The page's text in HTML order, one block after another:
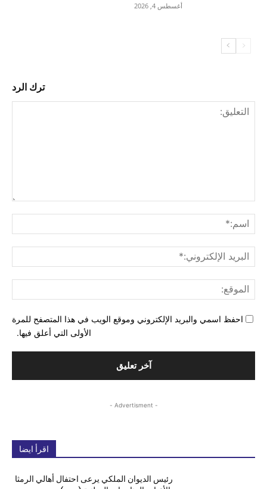
أغسطس 4, 2026
ترك الرد
احفظ اسمي والبريد الإلكتروني وموقع الويب في هذا المتصفح للمرة
الأولى التي أعلق فيها.
- Advertisment -
اقرأ ايضا
رئيس الديوان الملكي يرعى احتفال أهالي الرمثا